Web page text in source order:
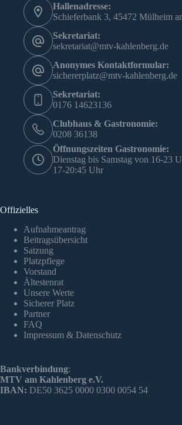
Hallenadresse:
Schieferbank 3, 45472 Mülheim
Sekretariat:
sekretariat@mtv-kahlenberg.de
Anonymes Kontaktformular:
sichererplatz@mtv-kahlenberg.de
Sekretariat:
0176 14623136
Clubhaus & Gastronomie:
0208 36138
Öffnungszeiten Gastronomie:
Dienstag bis Samstag von 16-23
17-20:45 Uhr
Offizielles
Aufnahmeantrag
Beitragsübersicht
Satzung
Platzpflege
Vorstand
Ältestenrat
Unsere Werte
Sicherer Platz
Partner
FAQ
Impressum & Datenschutz
Bankverbindung:
MTV am Kahlenberg e.V.
IBAN: DE50 3625 0000 0300 0054 54